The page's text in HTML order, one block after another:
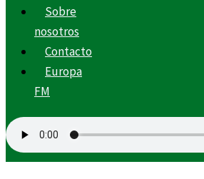
Sobre
nosotros
Contacto
Europa
FM